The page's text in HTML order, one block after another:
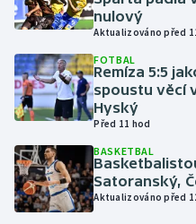
Olympijské hry
Parasport
Plavání
Plážový volejbal
nulový
Aktualizováno před
FOTBAL
Remíza 5:5
spoustu věcí
Hyský
Před 11 hod
BASKETBAL
Satoranský,
Aktualizováno před